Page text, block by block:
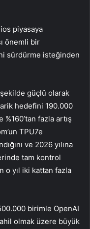
piyasaya
önemli bir
sürdürme isteğinden
güçlü olarak
hedefini 190.000
fazla artış
TPU7e
ve 2026 yılına
tam kontrol
o yıl iki kattan fazla
birimle OpenAI
olmak üzere büyük